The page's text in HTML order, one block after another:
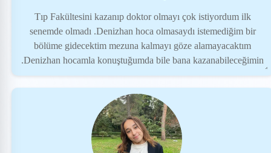
Tıp Fakültesini kazanıp doktor olmayı çok istiyordum ilk
senemde olmadı .Denizhan hoca olmasaydı istemediğim bir
bölüme gidecektim mezuna kalmayı göze alamayacaktım
.Denizhan hocamla konuştuğumda bile bana kazanabileceğimin
destek verdi sadece takip sistemi değil yeri geldiğinde motivasyon
kaynağı oldu bana DB takip sistemi . Takip olarak o kadar
güzeldi ki eksik hiç bir konum kalmadı ve programlama çok iyi
olduğu için bana sadece çalışmak kaldı ve o da bana çok rahatlık
sağladı ve istediğim bölümü kazanabildim iyi ki DB takip sistemi